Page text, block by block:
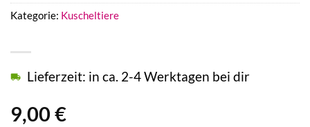
9,00 €
Lieferzeit: in ca. 2-4 Werktagen bei dir
Kategorie: Kuscheltiere